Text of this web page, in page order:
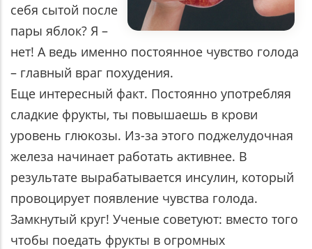
себя сытой после
пары яблок? Я –
нет! А ведь именно постоянное чувство голода
– главный враг похудения.
Еще интересный факт. Постоянно употребляя
сладкие фрукты, ты повышаешь в крови
уровень глюкозы. Из-за этого поджелудочная
железа начинает работать активнее. В
результате вырабатывается инсулин, который
провоцирует появление чувства голода.
Замкнутый круг! Ученые советуют: вместо того
чтобы поедать фрукты в огромных